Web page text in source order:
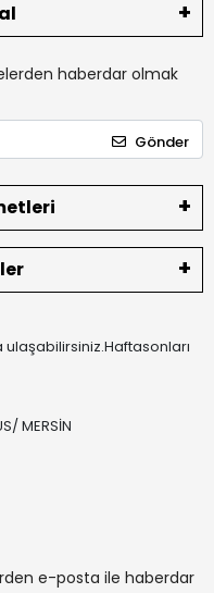
haberdar olmak
Gönder
ulaşabilirsiniz.Haftasonları
MERSİN
e-posta ile haberdar